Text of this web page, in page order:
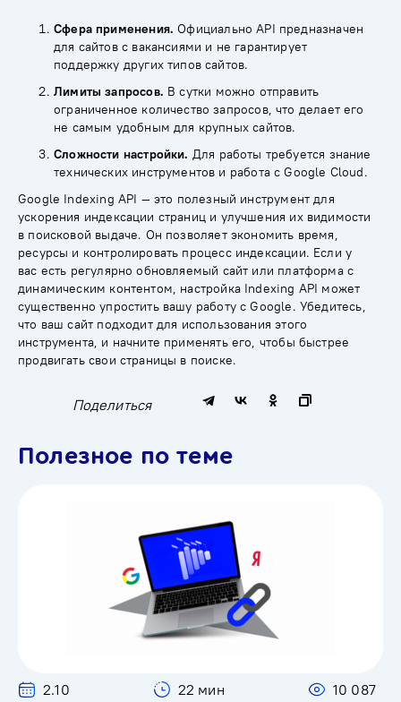
Сфера применения. Официально API предназначен
для сайтов с вакансиями и не гарантирует
поддержку других типов сайтов.
Лимиты запросов. В сутки можно отправить
ограниченное количество запросов, что делает его
не самым удобным для крупных сайтов.
Сложности настройки. Для работы требуется знание
технических инструментов и работа с Google Cloud.
Google Indexing API — это полезный инструмент для
ускорения индексации страниц и улучшения их видимости
в поисковой выдаче. Он позволяет экономить время,
ресурсы и контролировать процесс индексации. Если у
вас есть регулярно обновляемый сайт или платформа с
динамическим контентом, настройка Indexing API может
существенно упростить вашу работу с Google. Убедитесь,
что ваш сайт подходит для использования этого
инструмента, и начните применять его, чтобы быстрее
продвигать свои страницы в поиске.
Поделиться
Полезное по теме
2.10 22 мин
10 087